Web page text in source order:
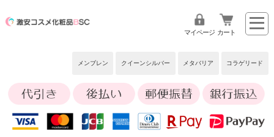
メンブレン クイーンシルバー メタバリア コラゲリード
マイページ カート